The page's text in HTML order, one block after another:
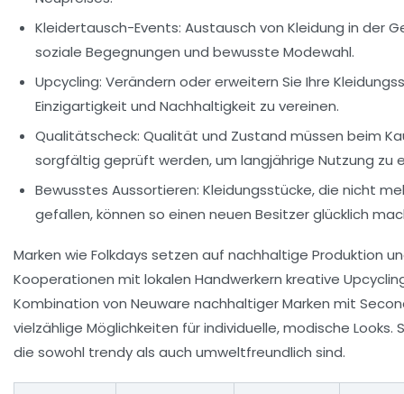
Kleidertausch-Events: Austausch von Kleidung in der
soziale Begegnungen und bewusste Modewahl.
Upcycling: Verändern oder erweitern Sie Ihre
Einzigartigkeit und Nachhaltigkeit zu vereinen.
Qualitätscheck: Qualität und Zustand müssen beim
sorgfältig geprüft werden, um langjährige Nutzung zu
Bewusstes Aussortieren: Kleidungsstücke, die nicht
gefallen, können so einen neuen Besitzer glücklich
Marken wie Folkdays setzen auf nachhaltige Produktion
Kooperationen mit lokalen Handwerkern kreative
Kombination von Neuware nachhaltiger Marken mit
vielzählige Möglichkeiten für individuelle, modische
die sowohl trendy als auch umweltfreundlich sind.